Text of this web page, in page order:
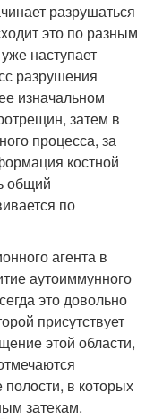
разрушаться
это по разным
наступает
разрушения
изначальном
затем в
процесса, за
костной
общий
по
агента в
аутоиммунного
это довольно
присутствует
этой области,
в которых
затекам.